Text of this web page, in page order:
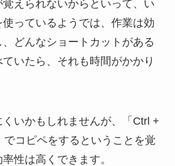
えられないからといって、い
っているようでは、作業は効
どんなショートカットがある
いたら、それも時間がかかり
いかもしれませんが、「Ctrl +
コピペをするということを覚
性は高くできます。